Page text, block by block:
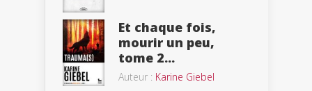
Et chaque fois,
mourir un peu,
tome 2...
Auteur : Karine Giebel